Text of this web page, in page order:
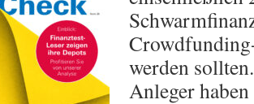
werden
Anleger